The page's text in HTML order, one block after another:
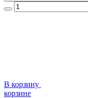
В корзину
корзинe